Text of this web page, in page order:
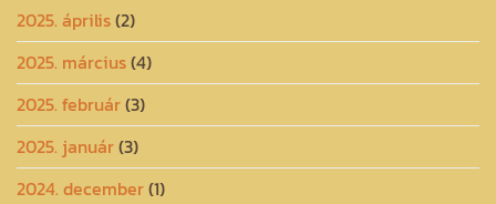
2025. április(2)
2025. március(4)
2025. február(3)
2025. január(3)
2024. december(1)